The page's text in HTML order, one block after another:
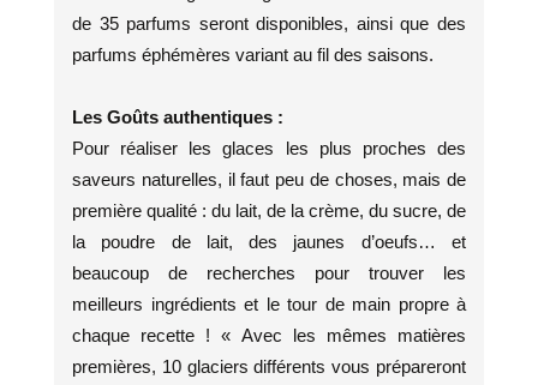
de 35 parfums seront disponibles, ainsi que des
parfums éphémères variant au fil des saisons.
Les Goûts authentiques :
Pour réaliser les glaces les plus proches des
saveurs naturelles, il faut peu de choses, mais de
première qualité : du lait, de la crème, du sucre, de
la poudre de lait, des jaunes d’oeufs… et
beaucoup de recherches pour trouver les
meilleurs ingrédients et le tour de main propre à
chaque recette ! « Avec les mêmes matières
premières, 10 glaciers différents vous prépareront